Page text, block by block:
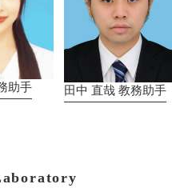
助手 田中 直哉 教務助手